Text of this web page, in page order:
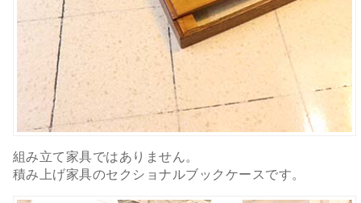
組み立て家具ではありません。
積み上げ家具のセクショナルブックケースです。